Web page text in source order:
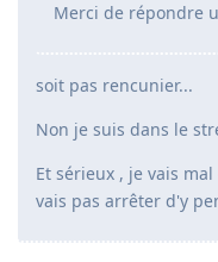
Merci de répondre
soit pas rencunier...
Non je suis dans le
Et sérieux , je vais
vais pas arrêter d'y